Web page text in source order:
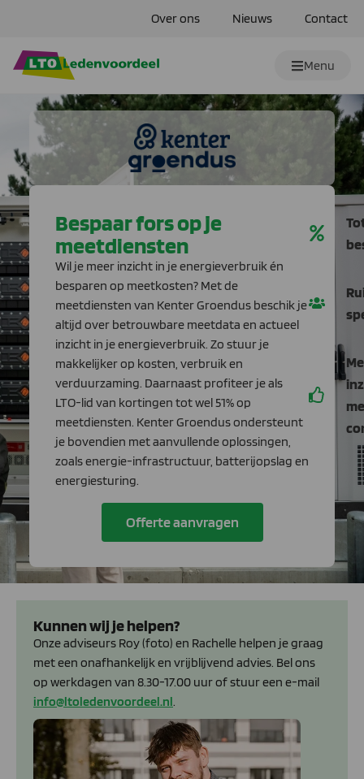
Over ons Nieuws Contact
Menu
Bespaar fors op je
meetdiensten
Wil je meer inzicht in je energieverbruik én
besparen op meetkosten? Met de
meetdiensten van Kenter Groendus beschik je
altijd over betrouwbare meetdata en actueel
inzicht in je energieverbruik. Zo stuur je
makkelijker op kosten, verbruik en
verduurzaming. Daarnaast profiteer je als
LTO-lid van kortingen tot wel 51% op
meetdiensten. Kenter Groendus ondersteunt
je bovendien met aanvullende oplossingen,
zoals energie-infrastructuur, batterijopslag en
energiesturing.
Offerte aanvragen
Kunnen wij je helpen?
Onze adviseurs Roy (foto) en Rachelle helpen je graag
met een onafhankelijk en vrijblijvend advies. Bel ons
op werkdagen van 8.30-17.00 uur of stuur een e-mail
info@ltoledenvoordeel.nl.